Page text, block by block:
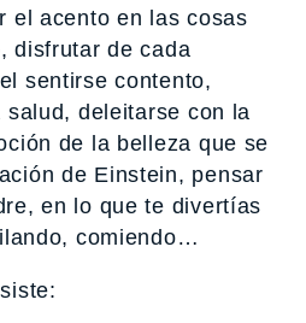
el acento en las cosas
disfrutar de cada
sentirse contento,
deleitarse con la
de la belleza que se
de Einstein, pensar
en lo que te divertías
comiendo…